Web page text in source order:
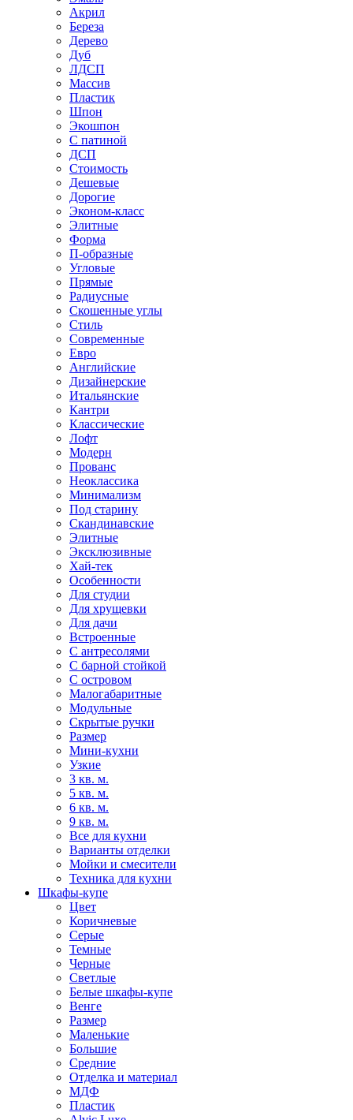
Акрил
Береза
Дерево
Дуб
ЛДСП
Массив
Пластик
Шпон
Экошпон
С патиной
ДСП
Стоимость
Дешевые
Дорогие
Эконом-класс
Элитные
Форма
П-образные
Угловые
Прямые
Радиусные
Скошенные углы
Стиль
Современные
Евро
Английские
Дизайнерские
Итальянские
Кантри
Классические
Лофт
Модерн
Прованс
Неоклассика
Минимализм
Под старину
Скандинавские
Элитные
Эксклюзивные
Хай-тек
Особенности
Для студии
Для хрущевки
Для дачи
Встроенные
С антресолями
С барной стойкой
С островом
Малогабаритные
Модульные
Скрытые ручки
Размер
Мини-кухни
Узкие
3 кв. м.
5 кв. м.
6 кв. м.
9 кв. м.
Все для кухни
Варианты отделки
Мойки и смесители
Техника для кухни
Шкафы-купе
Цвет
Коричневые
Серые
Темные
Черные
Светлые
Белые шкафы-купе
Венге
Размер
Маленькие
Большие
Средние
Отделка и материал
МДФ
Пластик